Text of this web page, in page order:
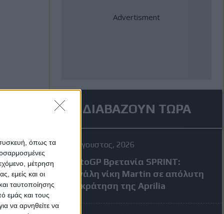
όπως τα
μέτρηση
εμείς και οι
ταυτοποίησης
εμάς και τους
να αρνηθείτε να
ΔΙΑΒΑΖΟΥΝ ΤΩΡΑ
8 Αύγουστος, 2026
MotoGP Βρετανία SPRINT:
Μεγάλη νίκη Martin σε απόλυτη
επικράτηση της Aprilia